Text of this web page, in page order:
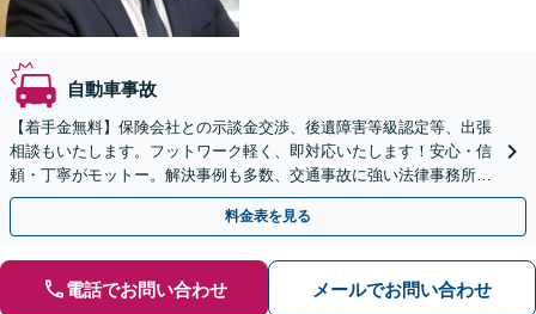
自動車事故
【着手金無料】保険会社との示談金交渉、後遺障害等級認定等、出張
相談もいたします。フットワーク軽く、即対応いたします！安心・信
頼・丁寧がモットー。解決事例も多数、交通事故に強い法律事務所と
自負しております。【電話相談可】【川崎駅徒歩1分】
料金表を見る
電話でお問い合わせ メールでお問い合わせ